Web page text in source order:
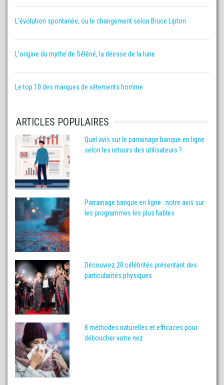
L'évolution spontanée, ou le changement selon Bruce Lipton
L'origine du mythe de Séléné, la déesse de la lune
Le top 10 des marques de vêtements homme
ARTICLES POPULAIRES
Quel avis sur le parrainage banque en ligne
selon les retours des utilisateurs ?
Parrainage banque en ligne : notre avis sur
les programmes les plus fiables
Découvrez 20 célébrités présentant des
particularités physiques
8 méthodes naturelles et efficaces pour
déboucher votre nez